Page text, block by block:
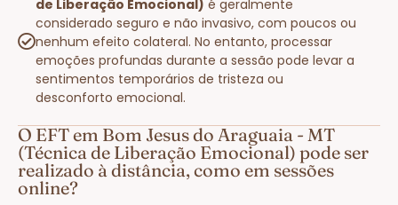
de Liberação Emocional) é geralmente
considerado seguro e não invasivo, com poucos ou
nenhum efeito colateral. No entanto, processar
emoções profundas durante a sessão pode levar a
sentimentos temporários de tristeza ou
desconforto emocional.
O EFT em Bom Jesus do Araguaia - MT
(Técnica de Liberação Emocional) pode ser
realizado à distância, como em sessões
online?